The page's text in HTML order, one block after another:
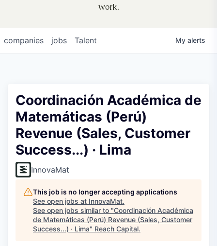
work.
jobs
companies Talent My alerts
Coordinación Académica de
Matemáticas (Perú)
Revenue (Sales, Customer
Success...) · Lima
InnovaMat
This job is no longer accepting applications
See open jobs at InnovaMat.
See open jobs similar to "Coordinación Académica
de Matemáticas (Perú) Revenue (Sales, Customer
Success...) · Lima" Reach Capital.